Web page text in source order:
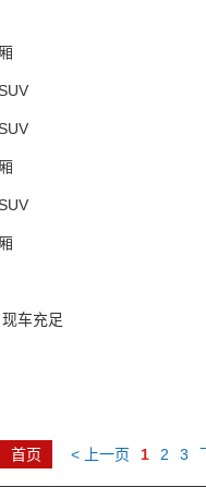
车充足
首页 < 上一页 1 2 3